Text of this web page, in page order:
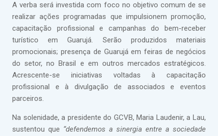
A verba será investida com foco no objetivo comum de se
realizar ações programadas que impulsionem promoção,
capacitação profissional e campanhas do bem-receber
turístico em Guarujá. Serão produzidos materiais
promocionais; presença de Guarujá em feiras de negócios
do setor, no Brasil e em outros mercados estratégicos.
Acrescente-se iniciativas voltadas à capacitação
profissional e à divulgação de associados e eventos
parceiros.
Na solenidade, a presidente do GCVB, Maria Laudenir, a Lau,
sustentou que “defendemos a sinergia entre a sociedade